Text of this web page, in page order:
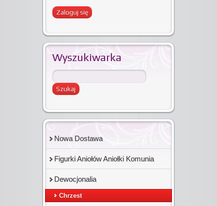
Wyszukiwarka
Nowa Dostawa
Figurki Aniołów Aniołki Komunia
Dewocjonalia
Chrzest